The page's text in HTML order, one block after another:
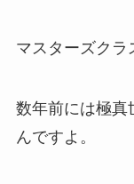
マスターズクラ
数年前には極真
んですよ。